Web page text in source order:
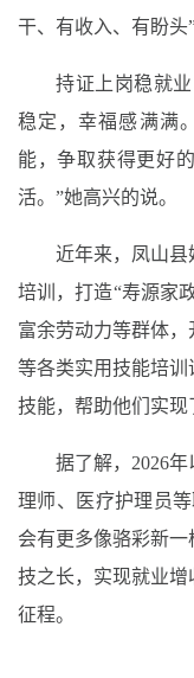
干、有收入、有盼头”
持证上岗稳就
稳定，幸福感满满
能，争取获得更好
活。”她高兴的说。
近年来，凤山
培训，打造“寿源家
富余劳动力等群体
等各类实用技能培
技能，帮助他们实现
据了解，2026
理师、医疗护理员
会有更多像骆彩新
技之长，实现就业
征程。